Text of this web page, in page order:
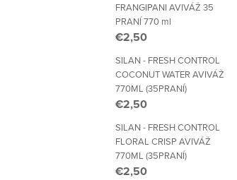
FRANGIPANI AVIVÁŽ 35
PRANÍ 770 ml
€2,50
SILAN - FRESH CONTROL
COCONUT WATER AVIVÁŽ
770ML (35PRANÍ)
€2,50
SILAN - FRESH CONTROL
FLORAL CRISP AVIVÁŽ
770ML (35PRANÍ)
€2,50